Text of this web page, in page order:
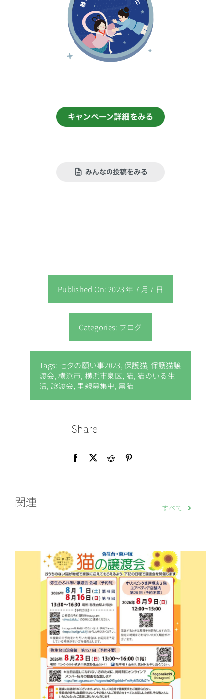
Published On: 2023 年 7 月 7 日
Categories: ブログ
Tags: 七夕の願い事2023,保護猫, 保護猫譲
渡会,横浜市, 横浜市泉区, 猫, 猫のいる生
活, 譲渡会, 里親募集中, 黒猫
Share
関連 すべて